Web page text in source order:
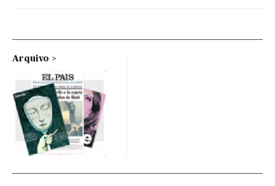
Arquivo